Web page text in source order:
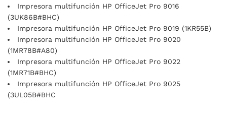
Impresora multifunción HP OfficeJet Pro 9016
(3UK86B#BHC)
Impresora multifunción HP OfficeJet Pro 9019 (1KR55B)
Impresora multifunción HP OfficeJet Pro 9020
(1MR78B#A80)
Impresora multifunción HP OfficeJet Pro 9022
(1MR71B#BHC)
Impresora multifunción HP OfficeJet Pro 9025
(3UL05B#BHC